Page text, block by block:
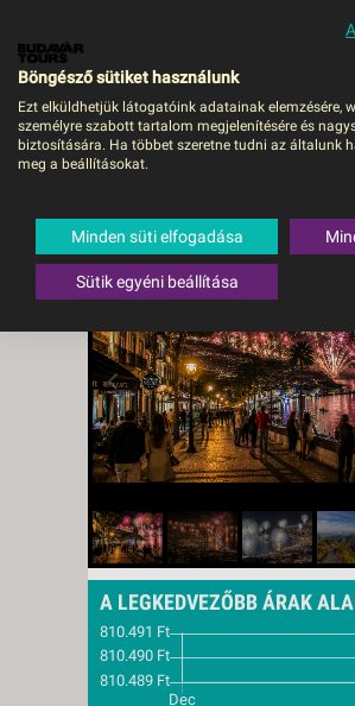
Madeira Szilveszter -
Portugália
A LEGKEDVEZŐBB ÁRAK
Böngésző sütiket használunk
Ezt elküldhetjük látogatóink adatainak elemzésére,
személyre szabott tartalom megjelenítésére és
biztosítására. Ha többet szeretne tudni az általunk
meg a beállításokat.
Minden süti elfogadása
Sütik egyéni beállítása